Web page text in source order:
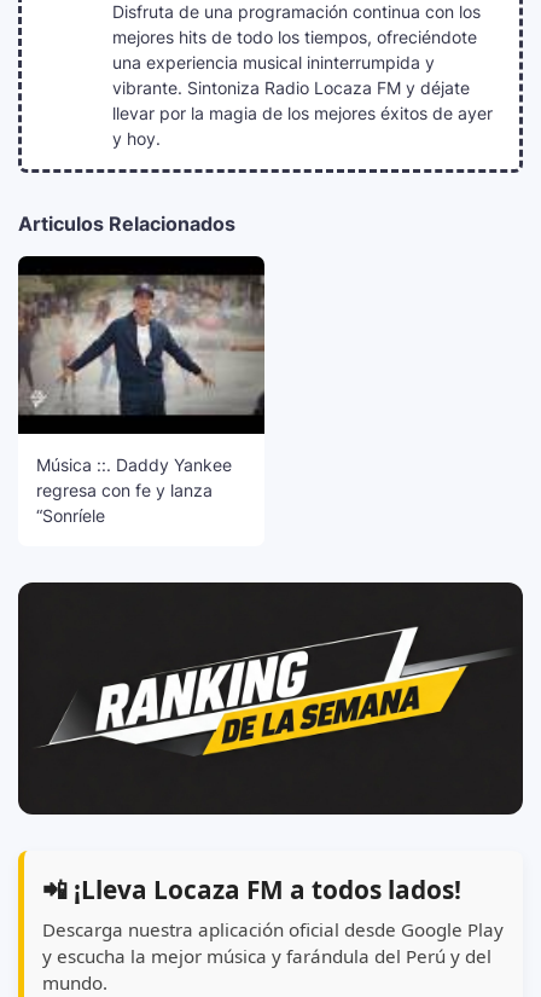
Disfruta de una programación continua con los
mejores hits de todo los tiempos, ofreciéndote
una experiencia musical ininterrumpida y
vibrante. Sintoniza Radio Locaza FM y déjate
llevar por la magia de los mejores éxitos de ayer
y hoy.
Articulos Relacionados
Música ::. Daddy Yankee
regresa con fe y lanza
“Sonríele
📲 ¡Lleva Locaza FM a todos lados!
Descarga nuestra aplicación oficial desde Google Play
y escucha la mejor música y farándula del Perú y del
mundo.